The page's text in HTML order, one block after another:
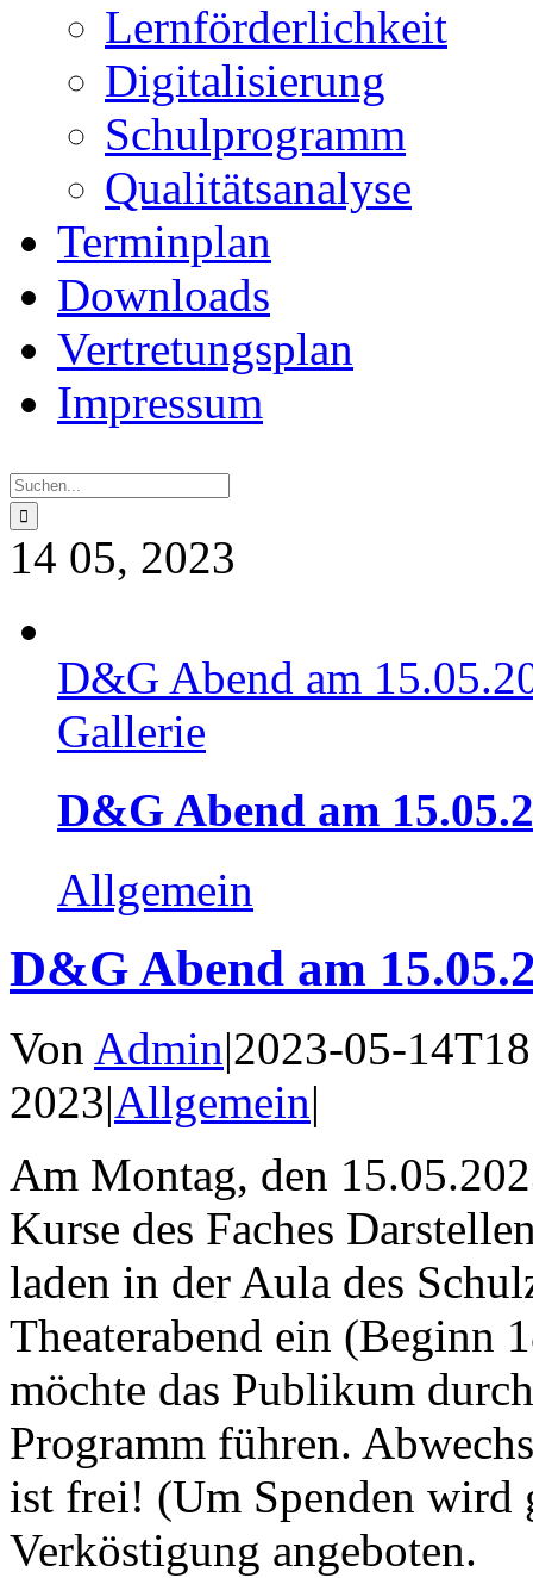
Lernförderlichkeit
Digitalisierung
Schulprogramm
Qualitätsanalyse
Terminplan
Downloads
Vertretungsplan
Impressum
nach:
14 05, 2023
D&G Abend am
Gallerie
D&G Abend am
Allgemein
D&G Abend am
Von Admin|2023-05-
2023|Allgemein|
Am Montag, den
Kurse des Faches
laden in der Aula des
Theaterabend ein (Beginn
möchte das Publikum
Programm führen.
ist frei! (Um Spenden wird
Verköstigung angeboten.